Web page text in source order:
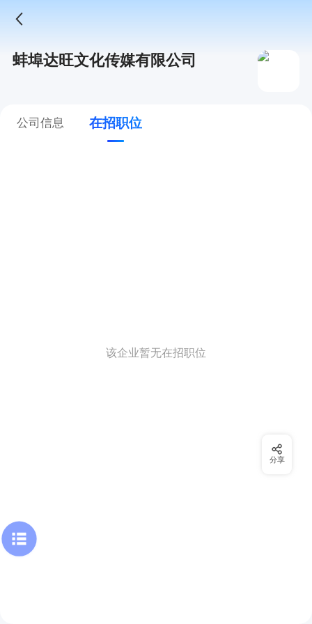
蚌埠达旺文化传媒有限公司
公司信息 在招职位
该企业暂无在招职位
分享